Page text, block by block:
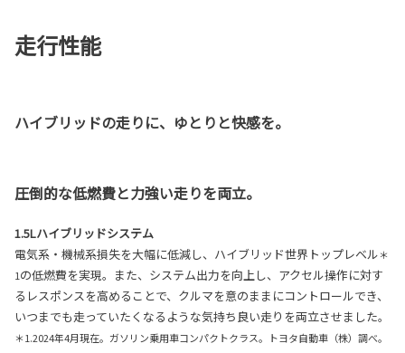
走行性能
ハイブリッドの走りに、ゆとりと快感を。
圧倒的な低燃費と力強い走りを両立。
1.5Lハイブリッドシステム
電気系・機械系損失を大幅に低減し、ハイブリッド世界トップレベル＊
1の低燃費を実現。また、システム出力を向上し、アクセル操作に対す
るレスポンスを高めることで、クルマを意のままにコントロールでき、
いつまでも走っていたくなるような気持ち良い走りを両立させました。
＊1.2024年4月現在。ガソリン乗用車コンパクトクラス。トヨタ自動車（株）調べ。